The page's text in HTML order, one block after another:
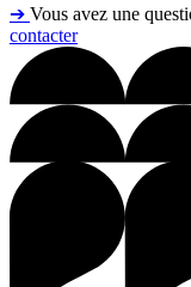
➔ Vous avez une
contacter